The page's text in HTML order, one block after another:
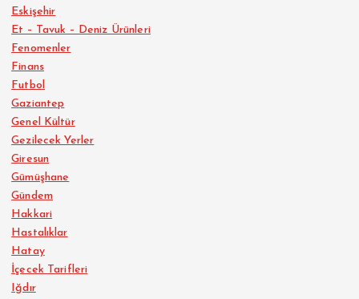
Eskişehir
Et – Tavuk – Deniz Ürünleri
Fenomenler
Finans
Futbol
Gaziantep
Genel Kültür
Gezilecek Yerler
Giresun
Gümüşhane
Gündem
Hakkari
Hastalıklar
Hatay
İçecek Tarifleri
Iğdır